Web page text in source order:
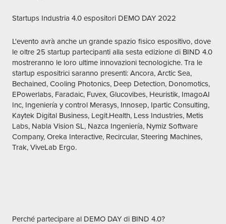
Startups Industria 4.0 espositori DEMO DAY 2022
L'evento avrà anche un grande spazio fisico espositivo, dove
le oltre 25 startup partecipanti alla sesta edizione di BIND 4.0
mostreranno le loro ultime innovazioni tecnologiche. Tra le
startup espositrici saranno presenti: Ancora, Arctic Sea,
Bechained, Cooling Photonics, Deep Detection, Donomotics,
EPowerlabs, Faradaic, Fuvex, Glucovibes, Heuristik, ImagoAI
Inc, Ingeniería y control Merasys, Innosep, Ipartic Consulting,
Kaytek Digital Business, Legit.Health, Less Industries, Metis
Labs, Nabla Vision SL, Nazca Ingeniería, Nymiz Software
Company, Oreka Interactive, Recircular, Steering Machines,
Trak, ViveLab Ergo.
Perché partecipare al DEMO DAY di BIND 4.0?